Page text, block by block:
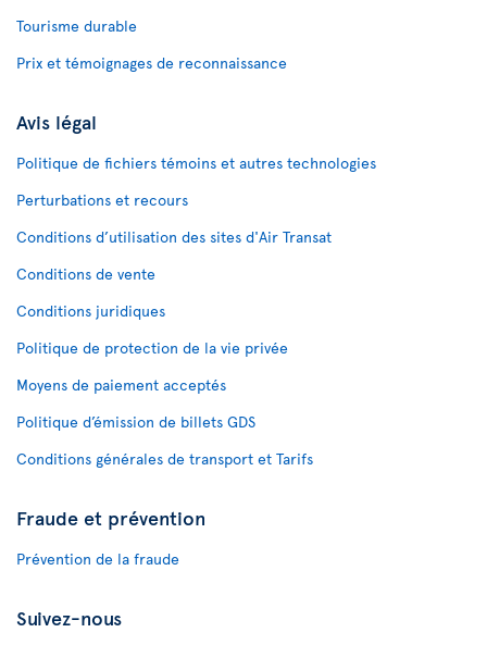
Tourisme durable
Prix et témoignages de reconnaissance
Avis légal
Politique de fichiers témoins et autres technologies
Perturbations et recours
Conditions d’utilisation des sites d'Air Transat
Conditions de vente
Conditions juridiques
Politique de protection de la vie privée
Moyens de paiement acceptés
Politique d’émission de billets GDS
Conditions générales de transport et Tarifs
Fraude et prévention
Prévention de la fraude
Suivez-nous